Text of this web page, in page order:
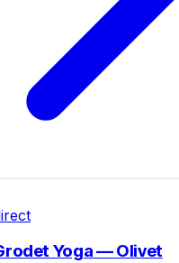
Yoga — Olivet